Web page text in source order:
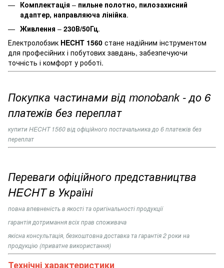
Комплектація – пильне полотно, пилозахисний
адаптер, направляюча лінійка.
Живлення – 230В/50Гц.
Електролобзик HECHT 1560 стане надійним інструментом
для професійних і побутових завдань, забезпечуючи
точність і комфорт у роботі.
Покупка частинами від monobank - до 6
платежів без переплат
купитиHECHT 1560від офіційного постачальника до 6 платежів без
переплат
Переваги офіційного представництва
HECHT в Україні
повна впевненість в якості та оригінальності продукції
гарантія дотримання всіх прав споживача
якісна консультація, безкоштовна доставка та гарантія 2 роки на
продукцію (приватне використання)
Технічні характеристики